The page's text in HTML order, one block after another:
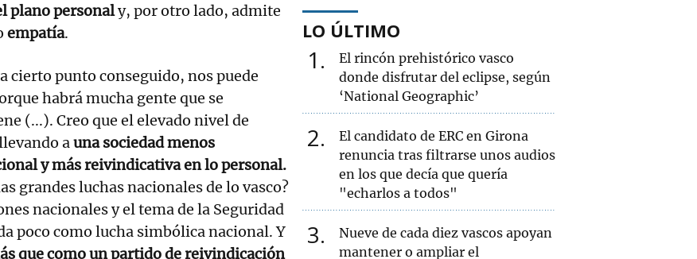
plano personaly, por otro lado, admite
empatía.
cierto punto conseguido, nos puede
habrá mucha gente que se
(...). Creo que el elevado nivel de
auna sociedad menos
y más reivindicativa en lo personal.
grandes luchas nacionales de lo vasco?
nacionales y el tema de la Seguridad
poco como lucha simbólica nacional. Y
que como un partido de reivindicación
LO ÚLTIMO
1
El rincón prehistórico vasco
donde disfrutar del eclipse, según
‘National Geographic’
2
El candidato de ERC en Girona
renuncia tras filtrarse unos audios
en los que decía que quería
"echarlos a todos"
3
Nueve de cada diez vascos apoyan
mantener o ampliar el